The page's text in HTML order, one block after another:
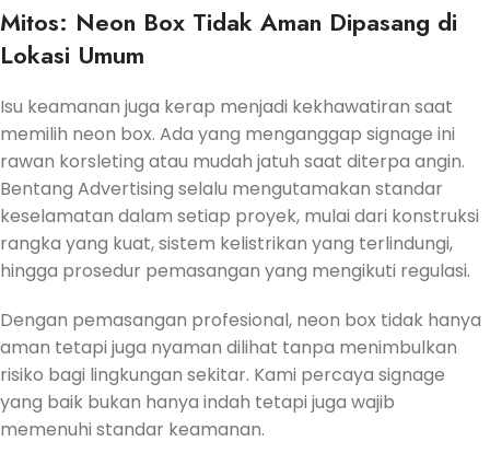
Mitos: Neon Box Tidak Aman Dipasang di
Lokasi Umum
Isu keamanan juga kerap menjadi kekhawatiran saat
memilih neon box. Ada yang menganggap signage ini
rawan korsleting atau mudah jatuh saat diterpa angin.
Bentang Advertising selalu mengutamakan standar
keselamatan dalam setiap proyek, mulai dari konstruksi
rangka yang kuat, sistem kelistrikan yang terlindungi,
hingga prosedur pemasangan yang mengikuti regulasi.
Dengan pemasangan profesional, neon box tidak hanya
aman tetapi juga nyaman dilihat tanpa menimbulkan
risiko bagi lingkungan sekitar. Kami percaya signage
yang baik bukan hanya indah tetapi juga wajib
memenuhi standar keamanan.